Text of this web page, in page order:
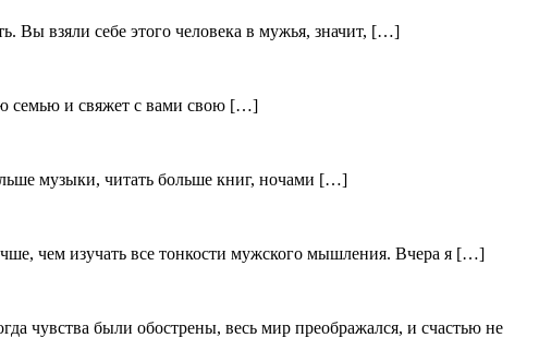
Вы взяли себе этого человека в мужья, значит, […]
семью и свяжет с вами свою […]
музыки, читать больше книг, ночами […]
чем изучать все тонкости мужского мышления. Вчера я […]
чувства были обострены, весь мир преображался, и счастью не